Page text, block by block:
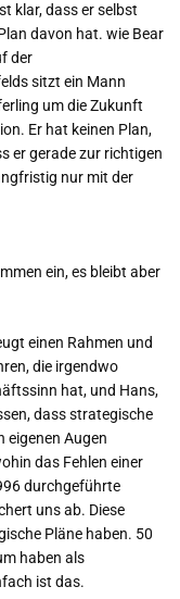
klar, dass er selbst
davon hat. wie Bear
der
sitzt ein Mann
um die Zukunft
Er hat keinen Plan,
er gerade zur richtigen
nur mit der
ein, es bleibt aber
einen Rahmen und
die irgendwo
hat, und Hans,
dass strategische
eigenen Augen
das Fehlen einer
durchgeführte
uns ab. Diese
Pläne haben. 50
haben als
ist das.